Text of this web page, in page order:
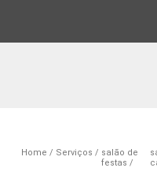
Home Serviços
salão de
festas